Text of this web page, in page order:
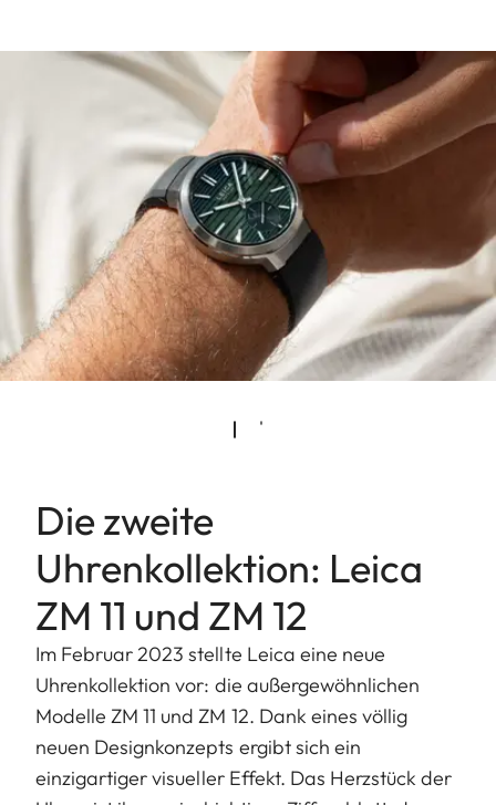
Die zweite
Uhrenkollektion: Leica
ZM 11 und ZM 12
Im Februar 2023 stellte Leica eine neue
Uhrenkollektion vor: die außergewöhnlichen
Modelle ZM 11 und ZM 12. Dank eines völlig
neuen Designkonzepts ergibt sich ein
einzigartiger visueller Effekt. Das Herzstück der